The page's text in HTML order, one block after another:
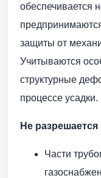
обеспечивается
защиты от
Учитываются
структурные
процессе усадки.
Не
Части